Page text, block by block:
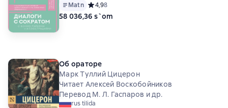
Matn Средний рейтинг 4,9 на основе 8 оценок
4,98
58 036,36 s`om
Об ораторе
Марк Туллий Цицерон
Читает Алексей Воскобойников
Перевод М. Л. Гаспаров и др.
rus tilida